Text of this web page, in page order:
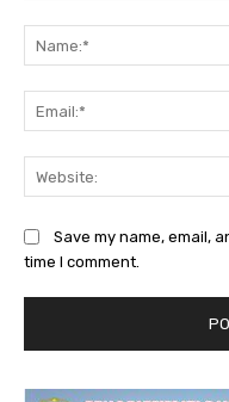
Save my name, email,
time I comment.